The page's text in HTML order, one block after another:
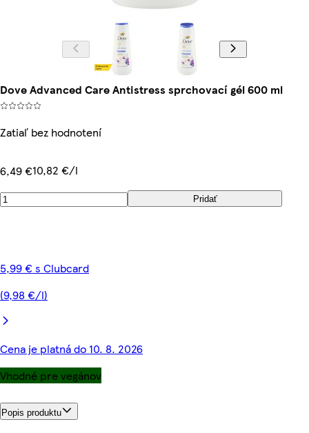
Dove Advanced Care Antistress sprchovací gél 600 ml
Zatiaľ bez hodnotení
6,49 €10,82 €/l
Pridať
5,99 € s Clubcard
(9,98 €/l)
Cena je platná do 10. 8. 2026
Vhodné pre vegánov
Popis produktu